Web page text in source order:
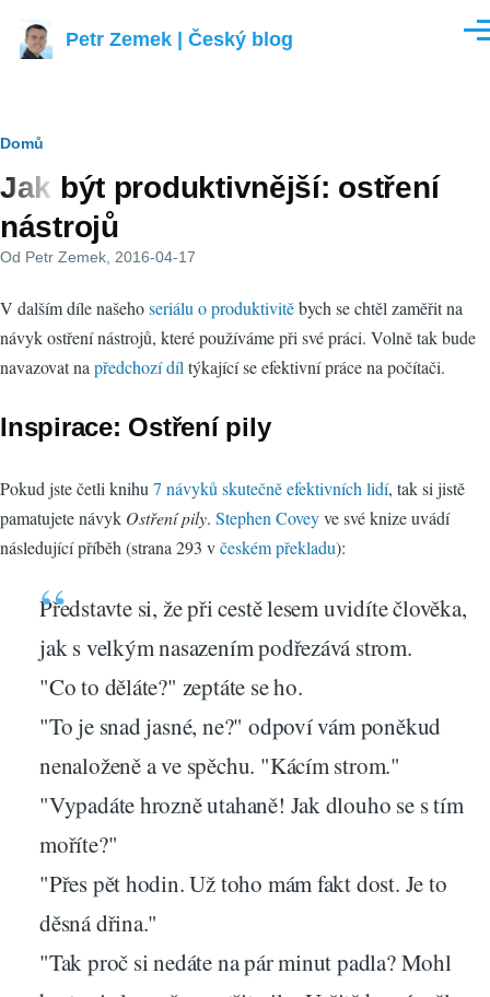
Petr Zemek | Český blog
Drobečková
navigace
Domů
Jak být produktivnější: ostření
nástrojů
Od Petr Zemek , 2016-04-17
V dalším díle našehoseriálu o produktivitěbych se chtěl zaměřit na
návyk ostření nástrojů, které používáme při své práci. Volně tak bude
navazovat na předchozí díl týkající se efektivní práce na počítači.
Inspirace: Ostření pily
Pokud jste četli knihu 7 návyků skutečně efektivních lidí, tak si jistě
pamatujete návyk Ostření pily. Stephen Coveyve své knize uvádí
následující příběh (strana 293 včeském překladu):
Představte si, že při cestě lesem uvidíte člověka,
jak s velkým nasazením podřezává strom.
"Co to děláte?" zeptáte se ho.
"To je snad jasné, ne?" odpoví vám poněkud
nenaloženě a ve spěchu. "Kácím strom."
"Vypadáte hrozně utahaně! Jak dlouho se s tím
moříte?"
"Přes pět hodin. Už toho mám fakt dost. Je to
děsná dřina."
"Tak proč si nedáte na pár minut padla? Mohl